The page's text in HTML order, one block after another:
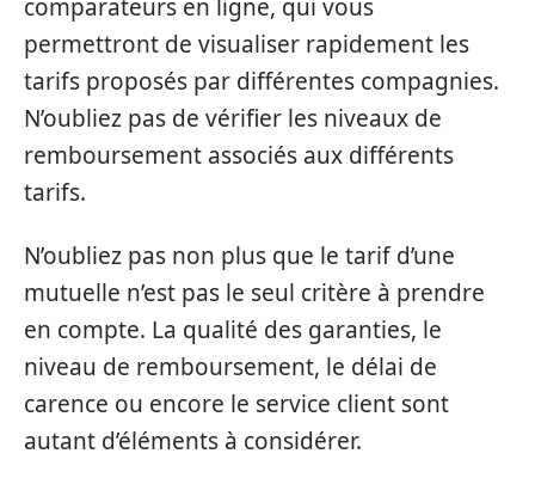
comparateurs en ligne, qui vous
permettront de visualiser rapidement les
tarifs proposés par différentes compagnies.
N’oubliez pas de vérifier les niveaux de
remboursement associés aux différents
tarifs.
N’oubliez pas non plus que le tarif d’une
mutuelle n’est pas le seul critère à prendre
en compte. La qualité des garanties, le
niveau de remboursement, le délai de
carence ou encore le service client sont
autant d’éléments à considérer.